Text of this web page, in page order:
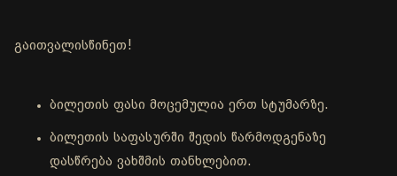
გაითვალისწინეთ!
ბილეთის ფასი მოცემულია ერთ სტუმარზე.
ბილეთის საფასურში შედის წარმოდგენაზე
დასწრება ვახშმის თანხლებით.